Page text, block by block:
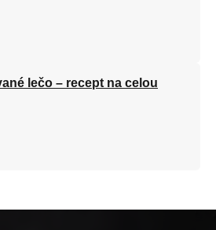
lečo – recept na celou